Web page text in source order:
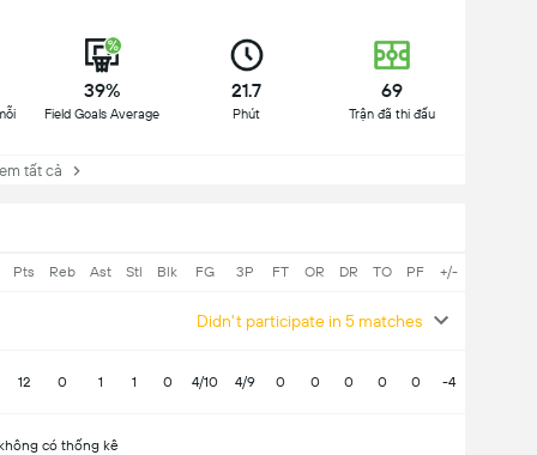
39%
Field Goals Average
21.7
Phút
69
Trận đã thi đấu
tất cả
Pts Reb Ast Stl Blk FG 3P FT OR DR TO PF +/-
Didn't participate in 5 matches
12 0 1 1 0 4/10 4/9 0 0 0 0 0 -4
có thống kê